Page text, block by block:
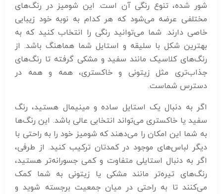
شور شده، تنوع رنگی آن است. این شومیز در رنگ‌های
مختلفی عرضه می‌شود که هر کدام به نوبه خود زیبایی
خاصی دارند. شما می‌توانید رنگی را انتخاب کنید که به
بهترین شکل با سلیقه و استایل شما هماهنگ باشد. از
رنگ‌های کلاسیک مانند سفید و مشکی گرفته تا رنگ‌های
جذاب‌تری مثل زیتونی و خاکستری، همه و همه در
دسترس شماست.
اگر به دنبال یک استایل ساده و مینیمال هستید، رنگ
سفید یا خاکستری می‌تواند انتخابی عالی باشد. این رنگ‌ها
به شما این امکان را می‌دهند که شومیز خود را به راحتی با
دیگر لباس‌های موجود در کمدتان ترکیب کنید. از طرفی،
اگر به دنبال استایلی متفاوت و کمی جسورانه‌تر هستید،
رنگ‌های تیره‌تر مانند مشکی یا زیتونی به شما کمک
می‌کنند تا به راحتی در میان جمعیت برجسته شوید و